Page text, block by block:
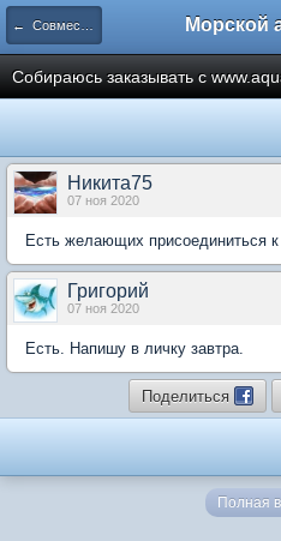
← Совместные закупки
Собираюсь заказывать с
Никита75
07 ноя 2020
Есть желающих присоединиться к
Григорий
07 ноя 2020
Есть. Напишу в личку завтра.
Поделиться
Полная